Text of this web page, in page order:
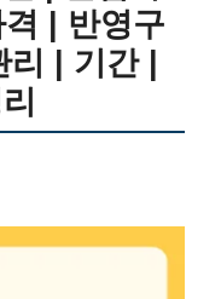
| 반영구
| 기간 |